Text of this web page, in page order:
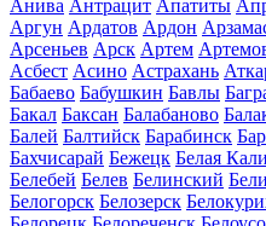
Анива Антрацит Апатиты
Аргун Ардатов Ардон
Арсеньев Арск Артем
Асбест Асино Астрахань
Бабаево Бабушкин Бавлы
Бакал Баксан Балабаново
Балей Балтийск Барабинск
Бахчисарай Бежецк Белая
Белебей Белев Белинский
Белогорск Белозерск